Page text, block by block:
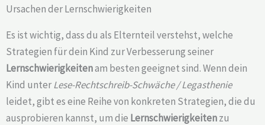
Ursachen der Lernschwierigkeiten
Es ist wichtig, dass du als Elternteil verstehst, welche
Strategien für dein Kind zur Verbesserung seiner
Lernschwierigkeitenam besten geeignet sind. Wenn dein
Kind unterLese-Rechtschreib-Schwäche / Legasthenie
leidet, gibt es eine Reihe von konkreten Strategien, die du
ausprobieren kannst, um die Lernschwierigkeitenzu